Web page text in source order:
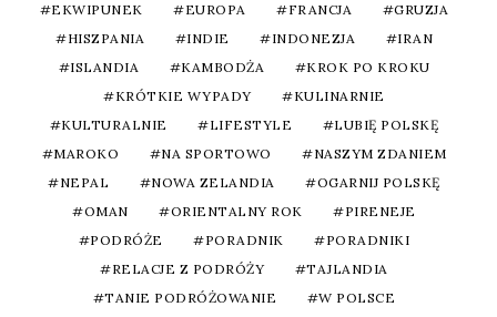
EKWIPUNEK
EUROPA FRANCJA
GRUZJA
HISZPANIA
INDIE INDONEZJA
IRAN
ISLANDIA
KAMBODŻA
KROK PO KROKU
KRÓTKIE WYPADY
KULINARNIE
KULTURALNIE
LIFESTYLE
LUBIĘ POLSKĘ
MAROKO
NA SPORTOWO
NASZYM ZDANIEM
NEPAL
NOWA ZELANDIA
OGARNIJ POLSKĘ
OMAN
ORIENTALNY ROK
PIRENEJE
PODRÓŻE
PORADNIK
PORADNIKI
RELACJE Z PODRÓŻY
TAJLANDIA
TANIE PODRÓŻOWANIE
W POLSCE